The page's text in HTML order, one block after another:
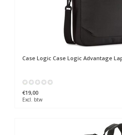
Case Logic Case Logic Advantage
€19,00
Excl. btw